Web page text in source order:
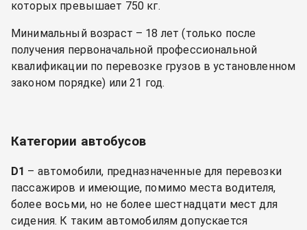
которых превышает 750 кг.
Минимальный возраст – 18 лет (только после
получения первоначальной профессиональной
квалификации по перевозке грузов в установленном
законом порядке) или 21 год.
Категории автобусов
D1 – автомобили, предназначенные для перевозки
пассажиров и имеющие, помимо места водителя,
более восьми, но не более шестнадцати мест для
сидения. К таким автомобилям допускается